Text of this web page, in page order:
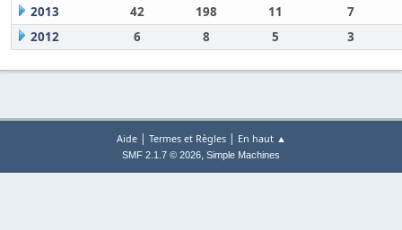
2013
42 198 11
7
2012
6 8 5 3
Aide| Termes et Règles| En haut ▲
SMF 2.1.7 © 2026, Simple Machines